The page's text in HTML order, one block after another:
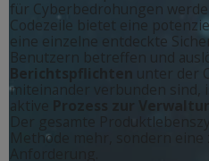
für Cyberbedrohungen
Codezeile bietet eine
eine einzelne entdeckte
Benutzern betreffen und
Berichtspflichten unter der
miteinander verbunden sind,
aktive Prozess zur
Der gesamte
Methode mehr, sondern